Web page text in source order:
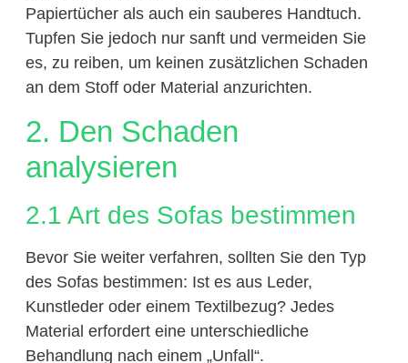
Papiertücher als auch ein sauberes Handtuch.
Tupfen Sie jedoch nur sanft und vermeiden Sie
es, zu reiben, um keinen zusätzlichen Schaden
an dem Stoff oder Material anzurichten.
2. Den Schaden
analysieren
2.1 Art des Sofas bestimmen
Bevor Sie weiter verfahren, sollten Sie den Typ
des Sofas bestimmen: Ist es aus Leder,
Kunstleder oder einem Textilbezug? Jedes
Material erfordert eine unterschiedliche
Behandlung nach einem „Unfall“.